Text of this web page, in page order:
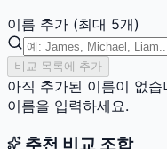
이름 추가 (최대 5개)
비교 목록에 추가
아직 추가된 이름이 없
이름을 입력하세요.
추천 비교 조합